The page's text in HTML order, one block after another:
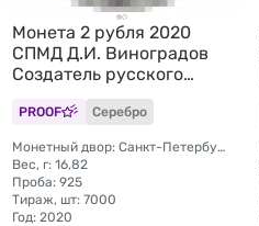
Монета 2 рубля 2020
СПМД Д.И. Виноградов
Создатель русского
фарфора 300 лет со дня
рождения
PROOF Серебро
Монетный двор: Санкт-Петербургский (СПМД)
Вес, г: 16,82
Проба: 925
Тираж, шт: 7000
Год: 2020